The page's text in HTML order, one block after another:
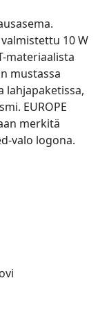
10 W
materiaalista
mustassa
lahjapaketissa,
EUROPE
merkitä
valo logona.